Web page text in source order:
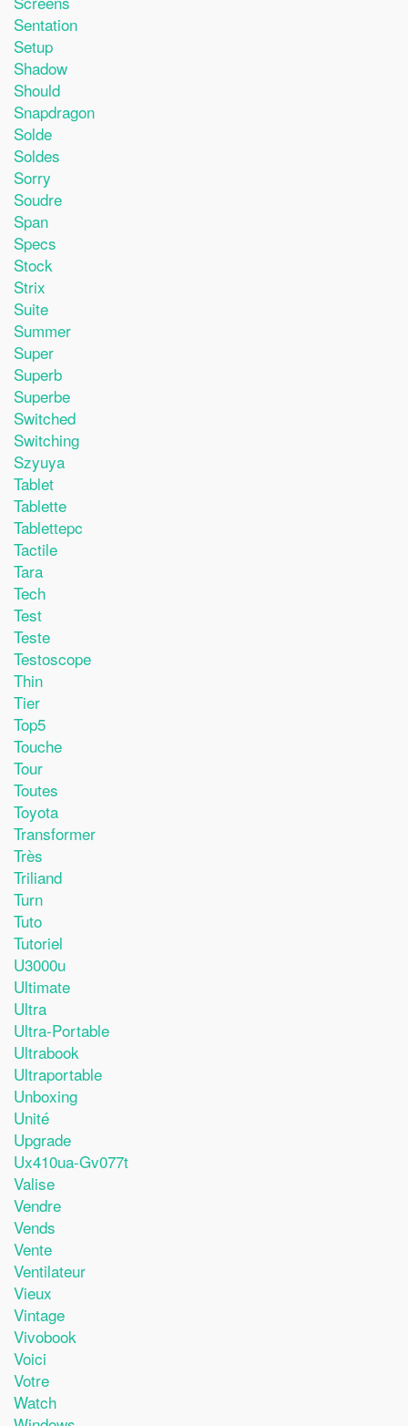
Sentation
Setup
Shadow
Should
Snapdragon
Solde
Soldes
Sorry
Soudre
Span
Specs
Stock
Strix
Suite
Summer
Super
Superb
Superbe
Switched
Switching
Szyuya
Tablet
Tablette
Tablettepc
Tactile
Tara
Tech
Test
Teste
Testoscope
Thin
Tier
Top5
Touche
Tour
Toutes
Toyota
Transformer
Très
Triliand
Turn
Tuto
Tutoriel
U3000u
Ultimate
Ultra
Ultra-Portable
Ultrabook
Ultraportable
Unboxing
Unité
Upgrade
Ux410ua-Gv077t
Valise
Vendre
Vends
Vente
Ventilateur
Vieux
Vintage
Vivobook
Voici
Votre
Watch